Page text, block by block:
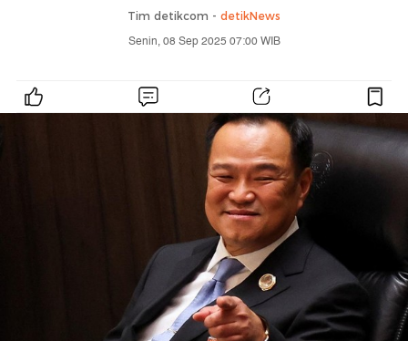
Tim detikcom - detikNews
Senin, 08 Sep 2025 07:00 WIB